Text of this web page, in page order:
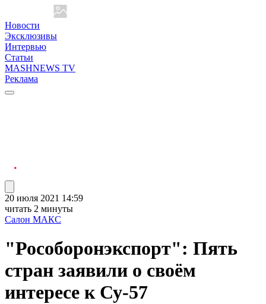
Новости
Эксклюзивы
Интервью
Статьи
MASHNEWS TV
Реклама
20 июля 2021 14:59
читать 2 минуты
Салон МАКС
"Рособоронэкспорт": Пять
стран заявили о своём
интересе к Су-57